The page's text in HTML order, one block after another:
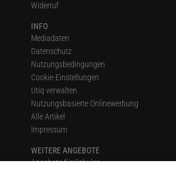
Widerruf
INFO
Mediadaten
Datenschutz
Nutzungsbedingungen
Cookie-Einstellungen
Utiq verwalten
Nutzungsbasierte Onlinewerbung
Alle Artikel
Impressum
WEITERE ANGEBOTE
Angebote für Schulen